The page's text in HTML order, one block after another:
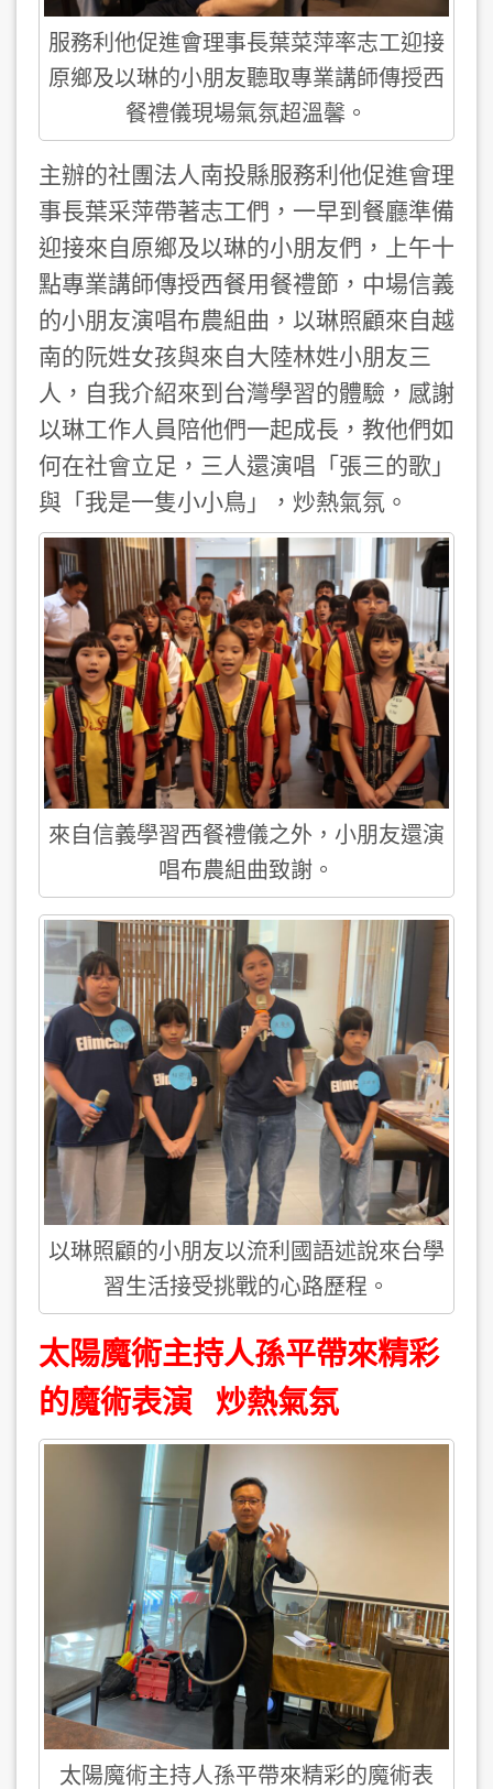
服務利他促進會理事長葉菜萍率志工迎接
原鄉及以琳的小朋友聽取專業講師傳授西
餐禮儀現場氣氛超溫馨。
主辦的社團法人南投縣服務利他促進會理
事長葉采萍帶著志工們，一早到餐廳準備
迎接來自原鄉及以琳的小朋友們，上午十
點專業講師傳授西餐用餐禮節，中場信義
的小朋友演唱布農組曲，以琳照顧來自越
南的阮姓女孩與來自大陸林姓小朋友三
人，自我介紹來到台灣學習的體驗，感謝
以琳工作人員陪他們一起成長，教他們如
何在社會立足，三人還演唱「張三的歌」
與「我是一隻小小鳥」，炒熱氣氛。
來自信義學習西餐禮儀之外，小朋友還演
唱布農組曲致謝。
以琳照顧的小朋友以流利國語述說來台學
習生活接受挑戰的心路歷程。
太陽魔術主持人孫平帶來精彩
的魔術表演 炒熱氣氛
太陽魔術主持人孫平帶來精彩的魔術表